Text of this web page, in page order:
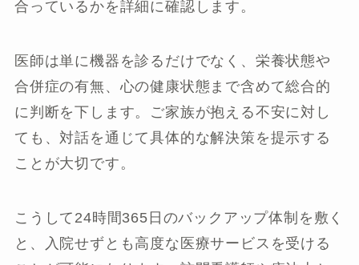
合っているかを詳細に確認します。
医師は単に機器を診るだけでなく、栄養状態や
合併症の有無、心の健康状態まで含めて総合的
に判断を下します。ご家族が抱える不安に対し
ても、対話を通じて具体的な解決策を提示する
ことが大切です。
こうして24時間365日のバックアップ体制を敷く
と、入院せずとも高度な医療サービスを受ける